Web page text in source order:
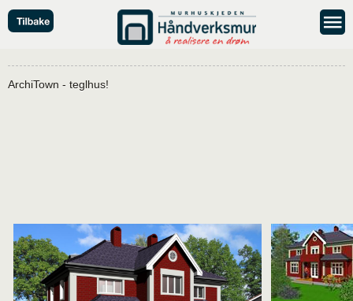
ArchiTown - teglhus!